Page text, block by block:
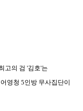
고의 검 '김호'는
영청 5인방 무사집단이